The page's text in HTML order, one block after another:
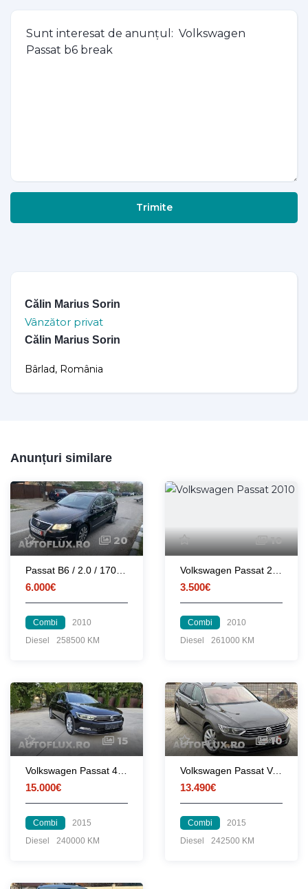
Trimite
Călin Marius Sorin
Vânzător privat
Călin Marius Sorin
Bârlad, România
Anunțuri similare
20
6.000€
Combi
2010
Diesel
258500 KM
10
3.500€
Combi
2010
Diesel
261000 KM
15
15.000€
Combi
2015
Diesel
240000 KM
10
Volkswagen Passat Variant 1.6 TDI | 2015 | BlueMotion | DSG | ACC |
13.490€
Combi
2015
Diesel
242500 KM